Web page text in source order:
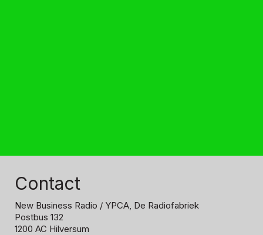
Contact
New Business Radio / YPCA, De Radiofabriek
Postbus 132
1200 AC Hilversum